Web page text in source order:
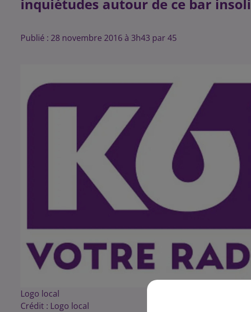
Publié : 28 novembre 2016 à 3h43 par 45
Logo local
Crédit : Logo local